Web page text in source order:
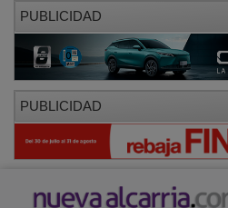
PUBLICIDAD
PUBLICIDAD